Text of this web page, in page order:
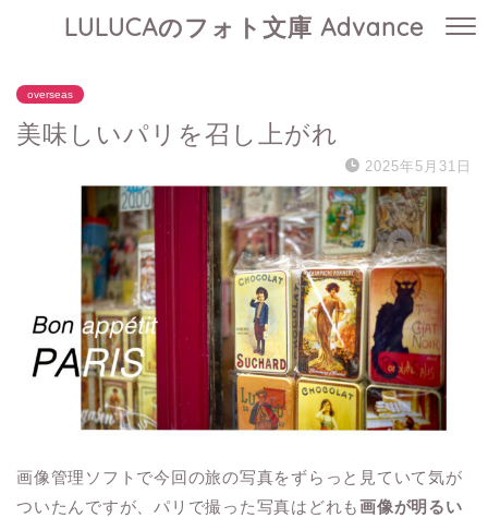
LULUCAのフォト文庫 Advance
overseas
美味しいパリを召し上がれ
2025年5月31日
画像管理ソフトで今回の旅の写真をずらっと見ていて気が
ついたんですが、パリで撮った写真はどれも画像が明るい